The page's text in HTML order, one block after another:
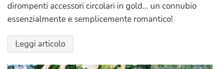
dirompenti accessori circolari in gold... un connubio
essenzialmente e semplicemente romantico!
Leggi articolo